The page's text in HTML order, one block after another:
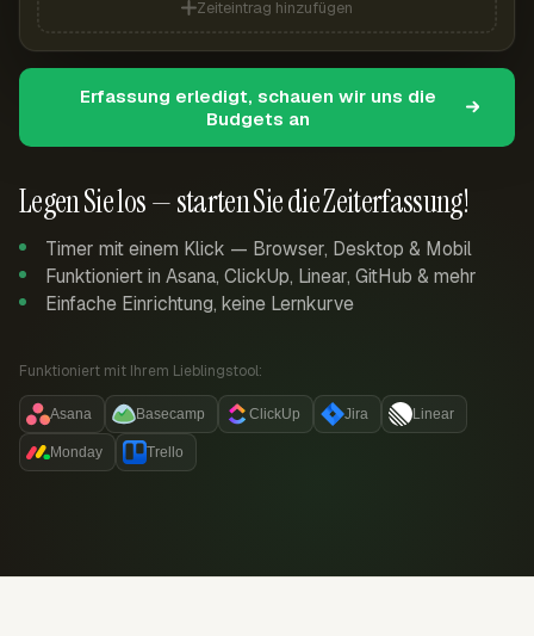
Legen Sie los — starten Sie die Zeiterfassung!
Timer mit einem Klick — Browser, Desktop & Mobil
Funktioniert in Asana, ClickUp, Linear, GitHub & mehr
Einfache Einrichtung, keine Lernkurve
Funktioniert mit Ihrem Lieblingstool:
Asana Basecamp ClickUp Jira Linear
Monday Trello
Zeiteintrag hinzufügen
Erfassung erledigt, schauen wir uns die
Budgets an